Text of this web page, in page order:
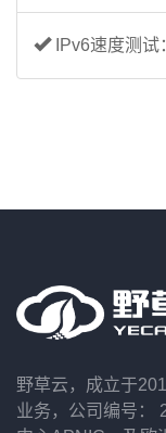
IPv6速度测试
野草云，成立于
业务，公司编号：